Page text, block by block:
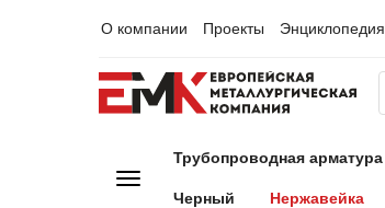
О компании Проекты Энциклопедия
Трубопроводная арматура
Черный Нержавейка